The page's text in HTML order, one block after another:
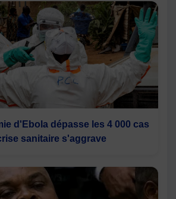
d'Ebola dépasse les 4 000 cas
sanitaire s'aggrave